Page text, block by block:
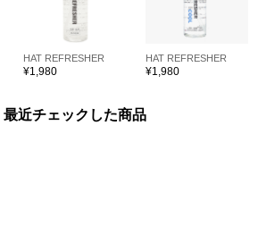
HAT REFRESHER
¥1,980
HAT REFRESHER
¥1,980
最近チェックした商品